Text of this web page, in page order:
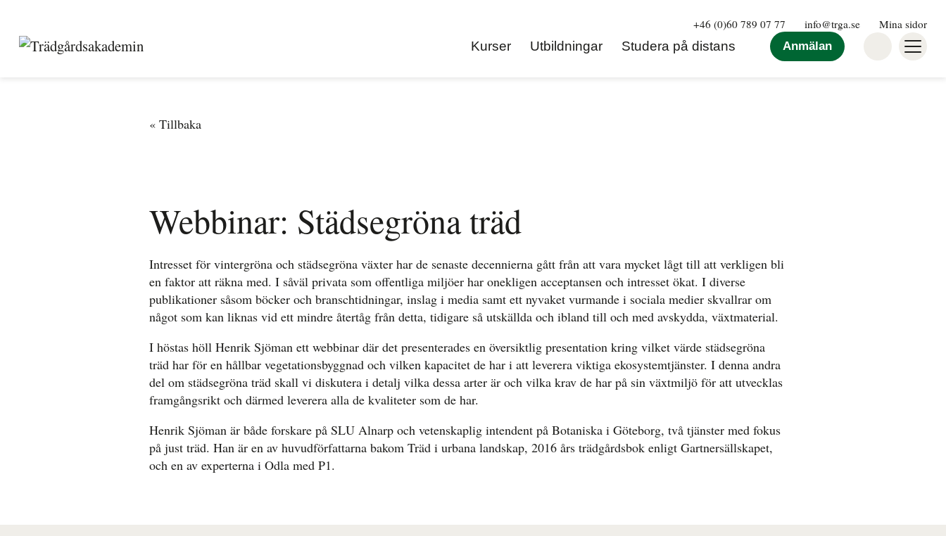
+46 (0)60 789 07 77 info@trga.se Mina sidor
Kurser Utbildningar Studera på distans Anmälan
Webbinar: Städsegröna träd
Intresset för vintergröna och städsegröna växter har de senaste decennierna gått från att vara mycket lågt till att verkligen bli
en faktor att räkna med. I såväl privata som offentliga miljöer har onekligen acceptansen och intresset ökat. I diverse
publikationer såsom böcker och branschtidningar, inslag i media samt ett nyvaket vurmande i sociala medier skvallrar om
något som kan liknas vid ett mindre återtåg från detta, tidigare så utskällda och ibland till och med avskydda, växtmaterial.
I höstas höll Henrik Sjöman ett webbinar där det presenterades en översiktlig presentation kring vilket värde städsegröna
träd har för en hållbar vegetationsbyggnad och vilken kapacitet de har i att leverera viktiga ekosystemtjänster. I denna andra
del om städsegröna träd skall vi diskutera i detalj vilka dessa arter är och vilka krav de har på sin växtmiljö för att utvecklas
framgångsrikt och därmed leverera alla de kvaliteter som de har.
Henrik Sjöman är både forskare på SLU Alnarp och vetenskaplig intendent på Botaniska i Göteborg, två tjänster med fokus
på just träd. Han är en av huvudförfattarna bakom Träd i urbana landskap, 2016 års trädgårdsbok enligt Gartnersällskapet,
och en av experterna i Odla med P1.